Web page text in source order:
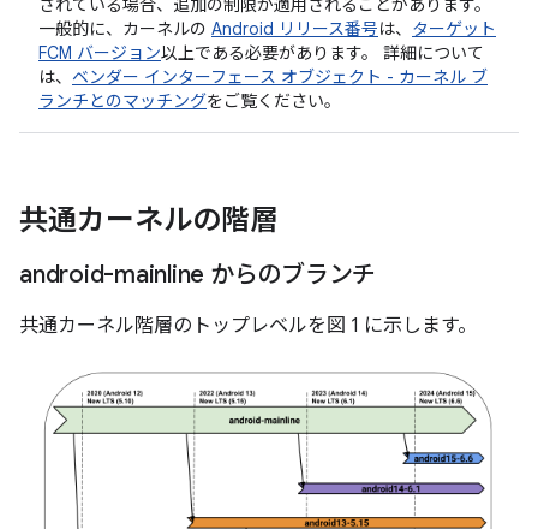
されている場合、追加の制限が適用されることがあります。
一般的に、カーネルの Android リリース番号は、 ターゲット
FCM バージョン以上である必要があります。 詳細について
は、 ベンダー インターフェース オブジェクト - カーネル ブ
ランチとのマッチングをご覧ください。
共通カーネルの階層
android-mainline からのブランチ
共通カーネル階層のトップレベルを図 1 に示します。